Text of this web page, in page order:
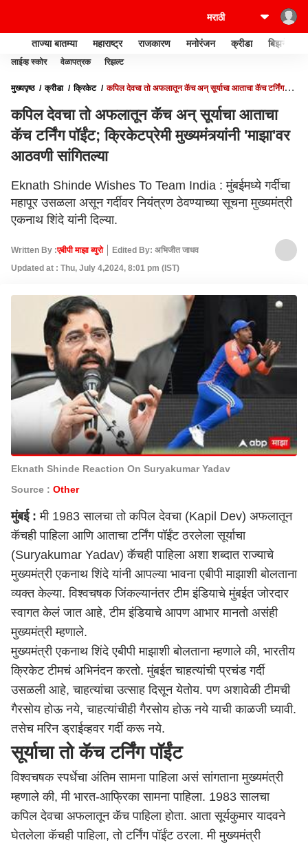
ताज्या बातम्या महाराष्ट्र राजकारण मनोरंजन क्रीडा बिझनेस
लाईव्ह स्कोर वेळापत्रक रिझल्ट
मुख्यपृष्ठ क्रीडा क्रिकेट
कपिल देवचा तो अफलातून कॅच अन् सूर्याचा आताचा कॅच टर्निंग
कपिल देवचा तो अफलातून कॅच अन् सूर्याचा आताचा
कॅच टर्निंग पॉईंट; क्रिकेटप्रेमी मुख्यमंत्र्यांनी 'माझा'वर
आठवणी सांगितल्या
Eknath Shinde Wishes To Team India : मुंबईमध्ये गर्दीचा
महापूर उसळला असून गर्दीवर नियंत्रण ठेवण्याच्या सूचना मुख्यमंत्री
एकनाथ शिंदे यांनी दिल्या.
Written By :एबीपी माझा ब्युरो
Edited By: अभिजीत जाधव
Updated at : Thu, July 4,2024, 8:01 pm (IST)
Eknath Shinde Reaction On Suryakumar Yadav
Source : Other
मुंबई : मी 1983 सालचा तो कपिल देवचा (Kapil Dev) अफलातून
कॅचही पाहिला आणि आताचा टर्निंग पॉईंट ठरलेला सूर्याचा
(Suryakumar Yadav) कॅचही पाहिला अशा शब्दात राज्याचे
मुख्यमंत्री एकनाथ शिंदे यांनी आपल्या भावना एबीपी माझाशी बोलताना
व्यक्त केल्या. विश्वचषक जिंकल्यानंतर टीम इंडियाचे मुंबईत जोरदार
स्वागत केलं जात आहे, टीम इंडियाचे आपण आभार मानतो असंही
मुख्यमंत्री म्हणाले.
मुख्यमंत्री एकनाथ शिंदे एबीपी माझाशी बोलताना म्हणाले की, भारतीय
क्रिकेट टीमचं अभिनंदन करतो. मुंबईत चाहत्यांची प्रचंड गर्दी
उसळली आहे, चाहत्यांचा उत्साह दिसून येतोय. पण अशावेळी टीमची
गैरसोय होऊ नये, चाहत्यांचीही गैरसोय होऊ नये याची काळजी घ्यावी.
तसेच मरिन ड्राईव्हवर गर्दी करू नये.
सूर्याचा तो कॅच टर्निंग पॉईंट
विश्वचषक स्पर्धेचा अंतिम सामना पाहिला असं सांगताना मुख्यमंत्री
म्हणाले की, मी भारत-आफ्रिका सामना पाहिला. 1983 सालचा
कपिल देवचा अफलातून कॅच पाहिला होता. आता सूर्यकुमार यादवने
घेतलेला कॅचही पाहिला, तो टर्निंग पॉईंट ठरला. मी मुख्यमंत्री